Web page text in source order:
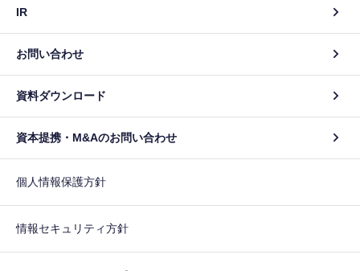
IR
お問い合わせ
資料ダウンロード
資本提携・M&Aのお問い合わせ
個人情報保護方針
情報セキュリティ方針